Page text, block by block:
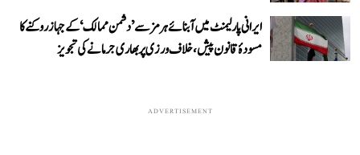
ایرانی پارلیمنٹ میں آبنائے ہرمز سے ’دشمن ممالک‘ کے جہاز روکنے کا
مسودۂ قانون پیش، خلاف ورزی پر بھاری جرمانے کی تجویز
ADVERTISEMENT